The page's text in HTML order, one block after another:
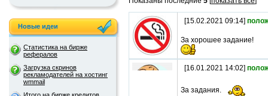
Новые идеи
Статистика на бирже
рефералов
Загрузка скринов
рекламодателей на хостинг
wmmail
[15.02.2021 09:14]
За хорошее задание!
[16.01.2021 14:02]
За задания.